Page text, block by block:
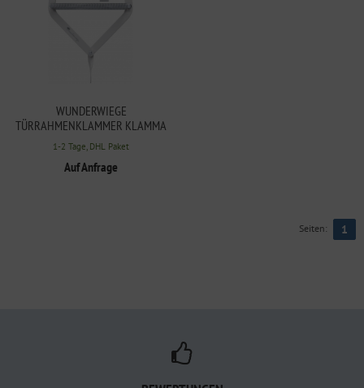
WUNDERWIEGE
TÜRRAHMENKLAMMER KLAMMA
WEISS
1-2 Tage, DHL Paket
Auf Anfrage
Seiten: 1